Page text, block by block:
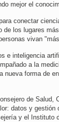
mejor el
conectar
los lugares
vivan
e inteligencia
a la
forma de
de Salud,
datos y
y el Instituto